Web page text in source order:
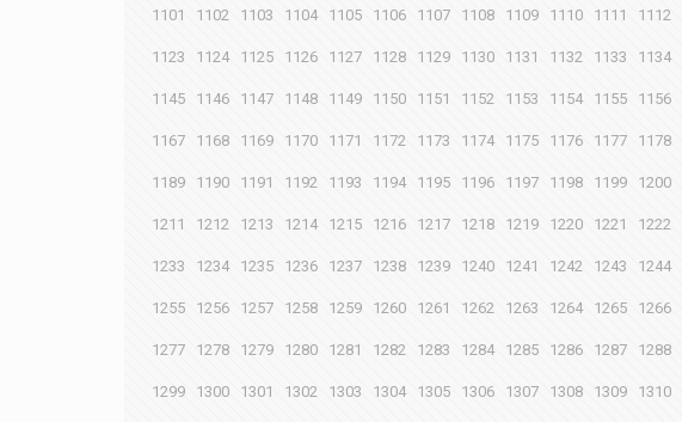
1101 1102 1103 1104 1105 1106 1107 1108 1109 1110 1111 1112
1123 1124 1125 1126 1127 1128 1129 1130 1131 1132 1133 1134
1145 1146 1147 1148 1149 1150 1151 1152 1153 1154 1155 1156
1167 1168 1169 1170 1171 1172 1173 1174 1175 1176 1177 1178
1189 1190 1191 1192 1193 1194 1195 1196 1197 1198 1199 1200
1211 1212 1213 1214 1215 1216 1217 1218 1219 1220 1221 1222
1233 1234 1235 1236 1237 1238 1239 1240 1241 1242 1243 1244
1255 1256 1257 1258 1259 1260 1261 1262 1263 1264 1265 1266
1277 1278 1279 1280 1281 1282 1283 1284 1285 1286 1287 1288
1299 1300 1301 1302 1303 1304 1305 1306 1307 1308 1309 1310